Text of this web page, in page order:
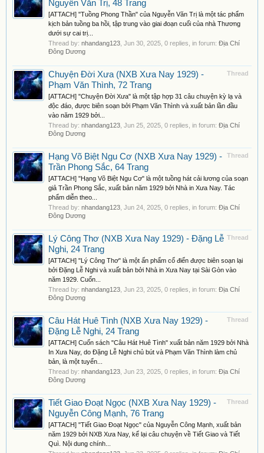
Nguyễn Văn Trị, 48 Trang
[ATTACH] "Tuồng Phong Thần" của Nguyễn Văn Trị là một tác phẩm
kịch bản tuồng ba hồi, tập trung vào giai đoạn cuối của nhà Thương
dưới sự cai trị...
Thread by: nhandang123 Jun 30, 2025 , 0 replies, in forum: Địa Chí
Đông Dương
Thread
Chuyện Đời Xưa (NXB Xưa Nay 1929) -
Phạm Văn Thình, 72 Trang
[ATTACH] "Chuyện Đời Xưa" là một tập hợp 31 câu chuyện kỳ lạ và
độc đáo, được biên soạn bởi Phạm Văn Thình và xuất bản lần đầu
vào năm 1929 bởi...
Thread by: nhandang123 Jun 25, 2025 , 0 replies, in forum: Địa Chí
Đông Dương
Thread
Hạng Võ Biệt Ngu Cơ (NXB Xưa Nay 1929) -
Trần Phong Sắc, 64 Trang
[ATTACH] "Hạng Võ Biệt Ngu Cơ" là một tuồng hát cải lương của soạn
giả Trần Phong Sắc, xuất bản năm 1929 bởi Nhà in Xưa Nay. Tác
phẩm diễn theo...
Thread by: nhandang123 Jun 24, 2025 , 0 replies, in forum: Địa Chí
Đông Dương
Thread
Lý Công Thơ (NXB Xưa Nay 1929) - Đặng Lễ
Nghi, 24 Trang
[ATTACH] "Lý Công Thơ" là một ấn phẩm cổ điển được biên soạn lại
bởi Đặng Lễ Nghi và xuất bản bởi Nhà in Xưa Nay tại Sài Gòn vào
năm 1929. Cuốn...
Thread by: nhandang123 Jun 23, 2025 , 0 replies, in forum: Địa Chí
Đông Dương
Thread
Câu Hát Huê Tình (NXB Xưa Nay 1929) -
Đặng Lễ Nghi, 24 Trang
[ATTACH] Cuốn sách "Câu Hát Huê Tình" xuất bản năm 1929 bởi Nhà
In Xưa Nay, do Đặng Lễ Nghi chủ bút và Phạm Văn Thình làm chủ
bản, là một tuyển...
Thread by: nhandang123 Jun 23, 2025 , 0 replies, in forum: Địa Chí
Đông Dương
Thread
Tiết Giao Đoạt Ngọc (NXB Xưa Nay 1929) -
Nguyễn Công Mạnh, 76 Trang
[ATTACH] "Tiết Giao Đoạt Ngọc" của Nguyễn Công Mạnh, xuất bản
năm 1929 bởi NXB Xưa Nay, kể lại câu chuyện về Tiết Giao và Tiết
Quì. Nội dung chính...